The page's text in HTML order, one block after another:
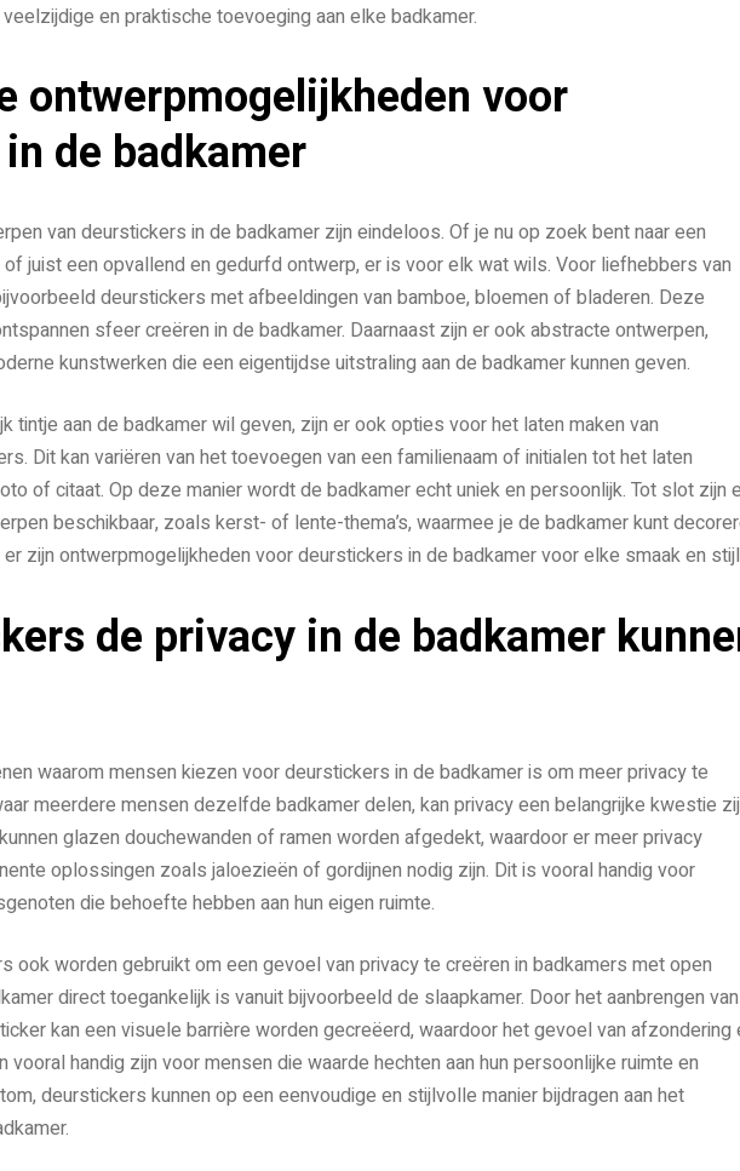
en praktische toevoeging aan elke badkamer.
ontwerpmogelijkheden voor
de badkamer
van deurstickers in de badkamer zijn eindeloos. Of je nu op zoek bent naar een
juist een opvallend en gedurfd ontwerp, er is voor elk wat wils. Voor liefhebbers van
deurstickers met afbeeldingen van bamboe, bloemen of bladeren. Deze
sfeer creëren in de badkamer. Daarnaast zijn er ook abstracte ontwerpen,
kunstwerken die een eigentijdse uitstraling aan de badkamer kunnen geven.
tintje aan de badkamer wil geven, zijn er ook opties voor het laten maken van
Dit kan variëren van het toevoegen van een familienaam of initialen tot het laten
of citaat. Op deze manier wordt de badkamer echt uniek en persoonlijk. Tot slot zijn
beschikbaar, zoals kerst- of lente-thema’s, waarmee je de badkamer kunt
zijn ontwerpmogelijkheden voor deurstickers in de badkamer voor elke smaak en
de privacy in de badkamer
waarom mensen kiezen voor deurstickers in de badkamer is om meer privacy te
meerdere mensen dezelfde badkamer delen, kan privacy een belangrijke kwestie
glazen douchewanden of ramen worden afgedekt, waardoor er meer privacy
oplossingen zoals jaloezieën of gordijnen nodig zijn. Dit is vooral handig voor
die behoefte hebben aan hun eigen ruimte.
ook worden gebruikt om een gevoel van privacy te creëren in badkamers met open
direct toegankelijk is vanuit bijvoorbeeld de slaapkamer. Door het aanbrengen van
kan een visuele barrière worden gecreëerd, waardoor het gevoel van afzondering
vooral handig zijn voor mensen die waarde hechten aan hun persoonlijke ruimte en
deurstickers kunnen op een eenvoudige en stijlvolle manier bijdragen aan het